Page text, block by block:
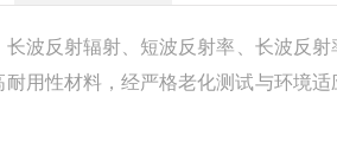
波反射辐射、短波反射率、长波反
用性材料，经严格老化测试与环境